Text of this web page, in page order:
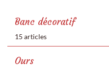
Banc décoratif
15 articles
Ours